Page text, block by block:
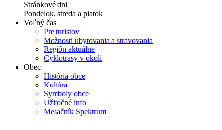
Stránkové dni
Pondelok, streda a piatok
Voľný čas
Pre turistov
Možnosti ubytovania a stravovania
Región aktuálne
Cyklotrasy v okolí
Obec
História obce
Kultúra
Symboly obce
Užitočné info
Mesačník Spektrum